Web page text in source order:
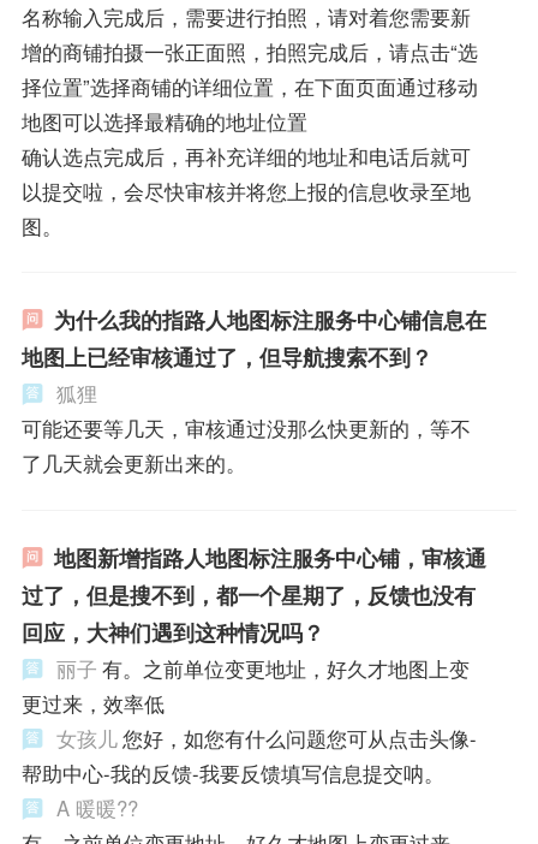
名称输入完成后，需要进行拍照，请对着您需要新
增的商铺拍摄一张正面照，拍照完成后，请点击“选
择位置”选择商铺的详细位置，在下面页面通过移动
地图可以选择最精确的地址位置
确认选点完成后，再补充详细的地址和电话后就可
以提交啦，会尽快审核并将您上报的信息收录至地
图。
为什么我的指路人地图标注服务中心铺信息在
地图上已经审核通过了，但导航搜索不到？
狐狸
可能还要等几天，审核通过没那么快更新的，等不
了几天就会更新出来的。
地图新增指路人地图标注服务中心铺，审核通
过了，但是搜不到，都一个星期了，反馈也没有
回应，大神们遇到这种情况吗？
丽子 有。之前单位变更地址，好久才地图上变
更过来，效率低
女孩儿您好，如您有什么问题您可从点击头像-
帮助中心-我的反馈-我要反馈填写信息提交呐。
A 暖暖??